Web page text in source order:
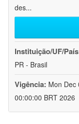
des...
Instituição/UF/
PR - Brasil
Vigência: Mon Dec
00:00:00 BRT 2026